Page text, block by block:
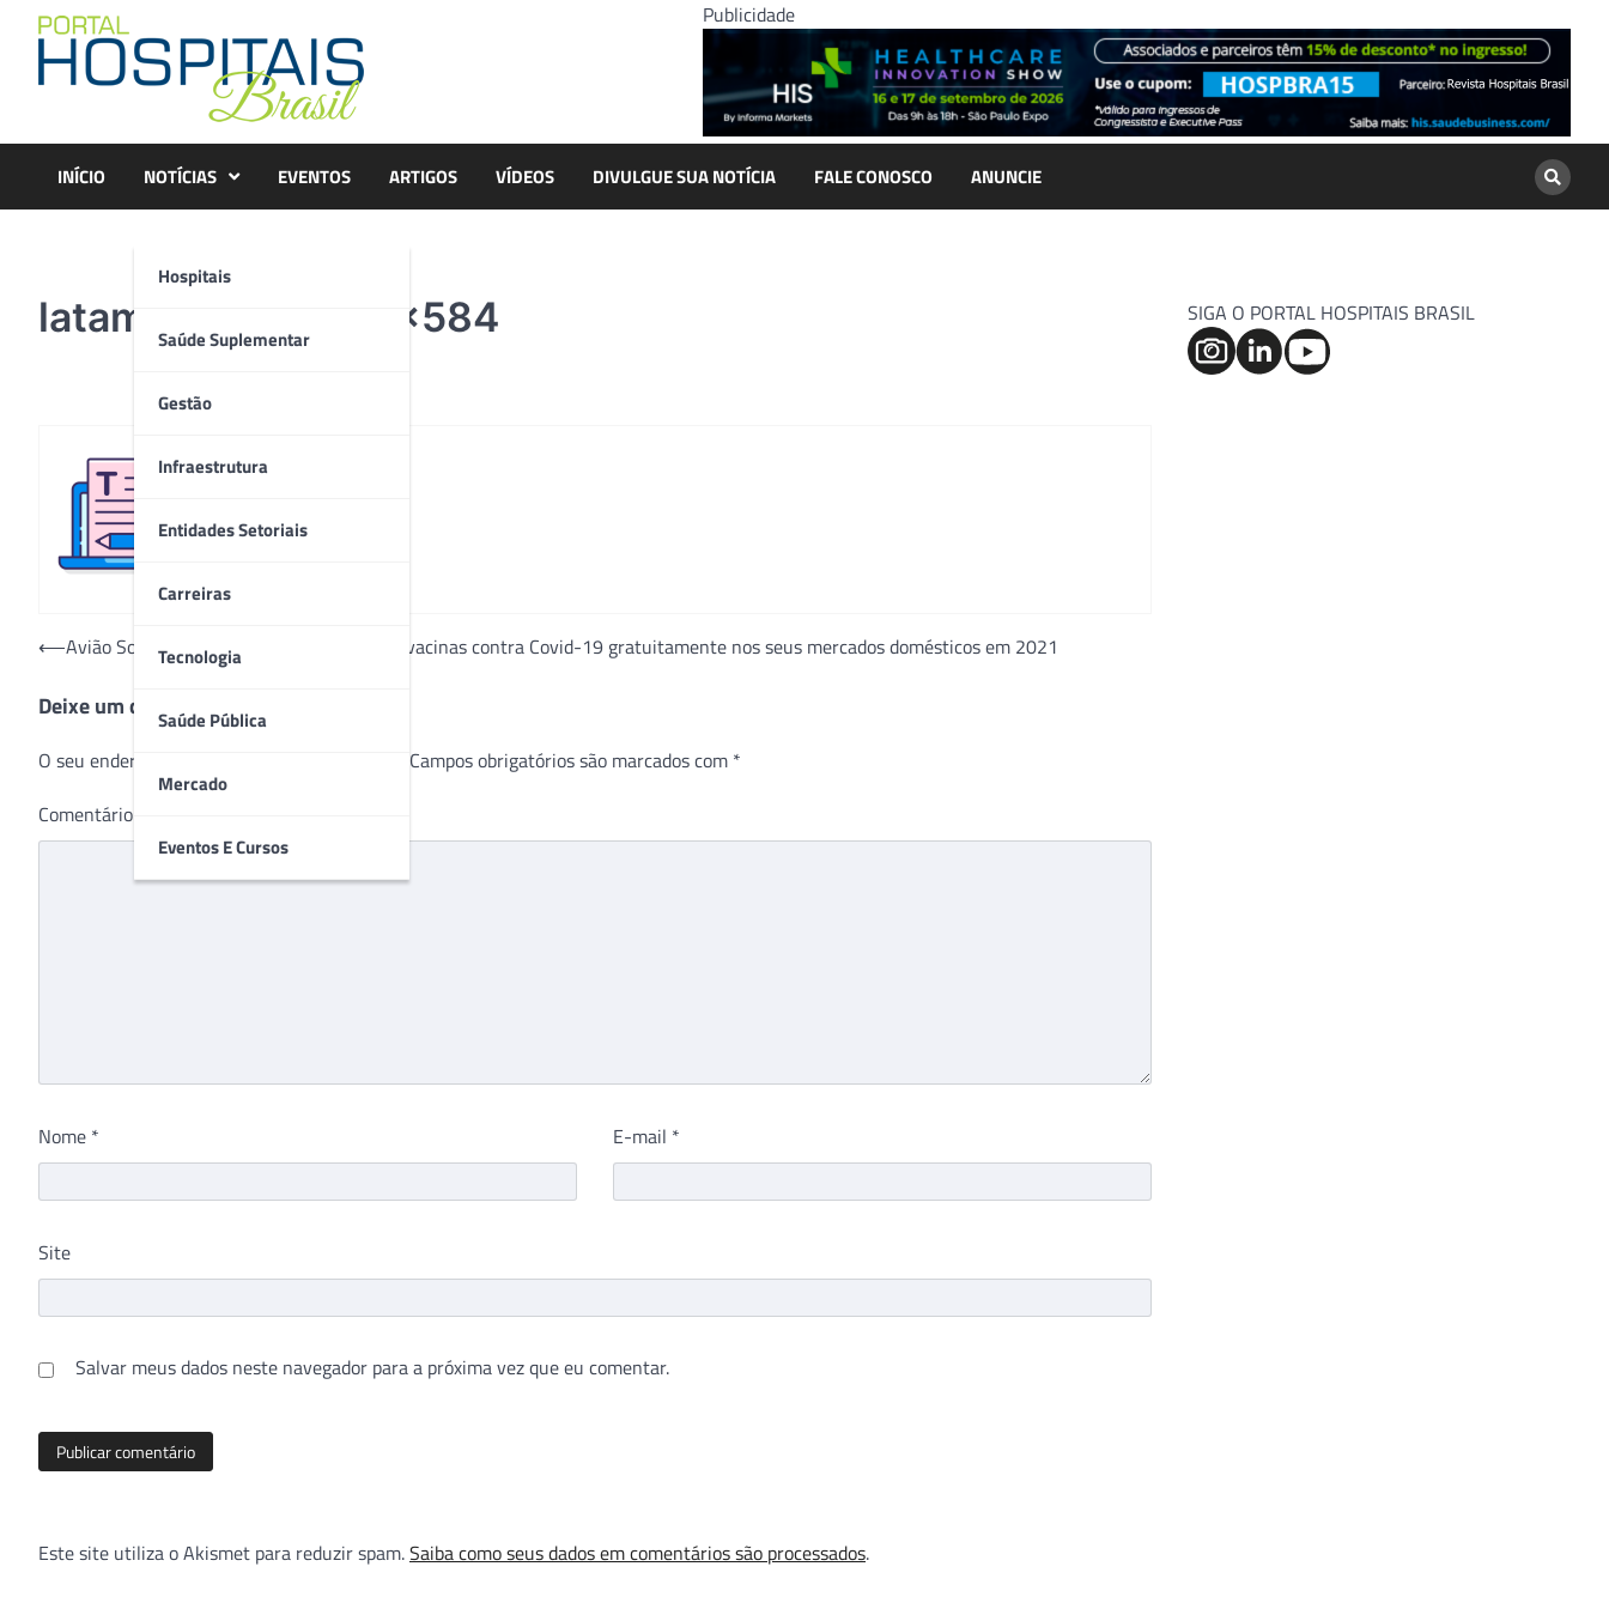
content
Publicidade
INÍCIO NOTÍCIAS
Hospitais
Saúde Suplementar
Gestão
Infraestrutura
Entidades Setoriais
Carreiras
Tecnologia
Saúde Pública
Mercado
Eventos E Cursos
EVENTOS ARTIGOS VÍDEOS DIVULGUE SUA NOTÍCIA FALE CONOSCO ANUNCIE
latam-cargo-1068×584
Navegação
Post
⟵Avião Solidário continuará transportando vacinas contra Covid-19 gratuitamente nos seus mercados domésticos em 2021
Deixe um comentário
O seu endereço de e-mail não será publicado. Campos obrigatórios são marcados com *
Comentário
Nome * E-mail *
Site
Salvar meus dados neste navegador para a próxima vez que eu comentar.
Este site utiliza o Akismet para reduzir spam.Saiba como seus dados em comentários são processados.
SIGA O PORTAL HOSPITAIS BRASIL